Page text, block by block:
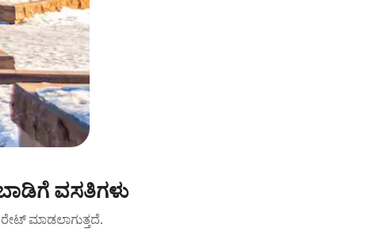
ವಸತಿಗಳು
ರೇಟ್ ಮಾಡಲಾಗುತ್ತದೆ.